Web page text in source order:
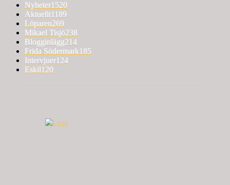
Nyheter1520
Aktuellt1189
Löparen269
Mikael Tisjö238
Blogginlägg214
Frida Södermark185
Intervjuer124
Eskil120